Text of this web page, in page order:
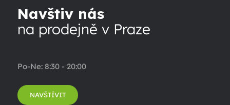
Navštiv nás
na prodejně v Praze
Po-Ne: 8:30 - 20:00
NAVŠTÍVIT